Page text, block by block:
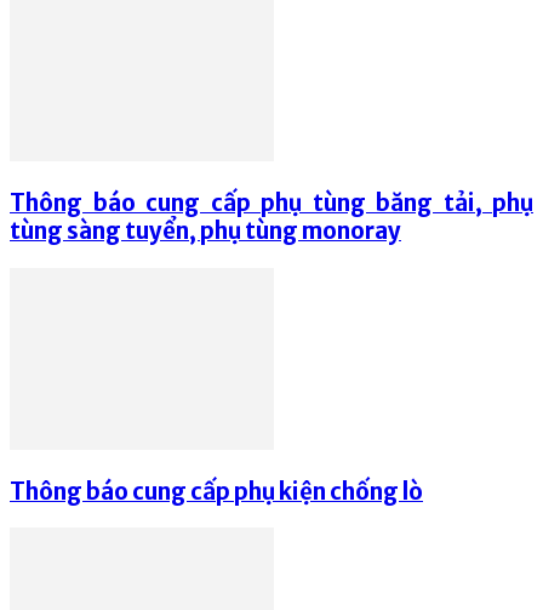
Thông báo cung cấp phụ tùng băng tải, phụ
tùng sàng tuyển, phụ tùng monoray
Thông báo cung cấp phụ kiện chống lò